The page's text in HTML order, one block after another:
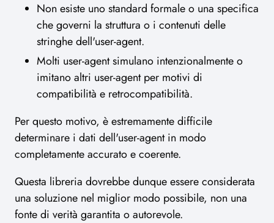
Non esiste uno standard formale o una specifica
che governi la struttura o i contenuti delle
stringhe dell'user-agent.
Molti user-agent simulano intenzionalmente o
imitano altri user-agent per motivi di
compatibilità e retrocompatibilità.
Per questo motivo, è estremamente difficile
determinare i dati dell'user-agent in modo
completamente accurato e coerente.
Questa libreria dovrebbe dunque essere considerata
una soluzione nel miglior modo possibile, non una
fonte di verità garantita o autorevole.